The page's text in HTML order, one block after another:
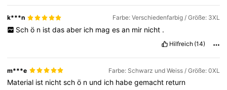
4,72
k***n Farbe: Verschiedenfarbig / Größe: 3XL
Sch ö n ist das aber ich mag es an mir nicht .
Hilfreich (14)
m***e Farbe: Schwarz und Weiss / Größe: 0XL
Material ist nichtschö n und ich habegemacht return